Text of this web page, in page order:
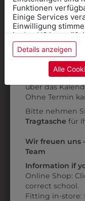
DAMENHOSE
BUND
€ 93,90
Funktionen
Einige Services
Einwilligung
in den USA gemäß
stuft die USA als
ein, und es
Daten ohne
Details anzeigen
Alle
für die
Online Shop:
Kategorie und
AnprobeVorort
über das
Ohne Termin
Bitte nehmen
Tragtasche für
Wir freuen uns
Team
Information if
Online Shop:
correct school.
Fitting in-store: